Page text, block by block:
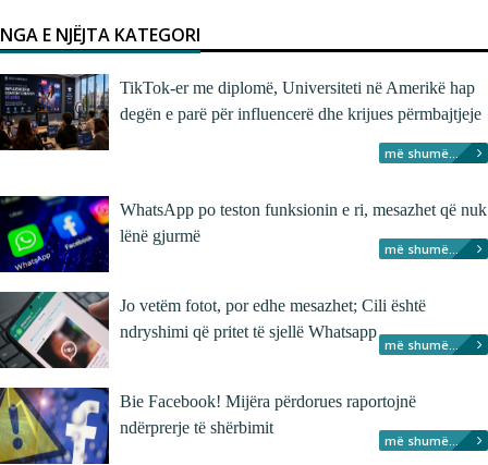
NGA E NJËJTA KATEGORI
TikTok-er me diplomë, Universiteti në Amerikë hap
degën e parë për influencerë dhe krijues përmbajtjeje
më shumë...
WhatsApp po teston funksionin e ri, mesazhet që nuk
lënë gjurmë
më shumë...
Jo vetëm fotot, por edhe mesazhet; Cili është
ndryshimi që pritet të sjellë Whatsapp
më shumë...
Bie Facebook! Mijëra përdorues raportojnë
ndërprerje të shërbimit
më shumë...